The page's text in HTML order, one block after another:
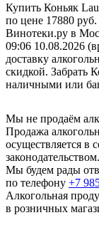
Купить Коньяк
по цене 17880
Винотеки.ру в
09:06 10.08.2026
доставку
скидкой. Забрать
наличными или
Мы не продаём
Продажа
осуществляется в
законодательством.
Мы будем рады
по телефону +7
Алкогольная
в розничных